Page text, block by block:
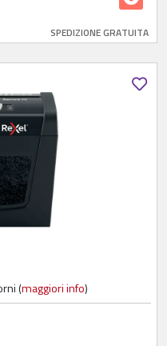
SPEDIZIONE GRATUITA
(maggiori info)